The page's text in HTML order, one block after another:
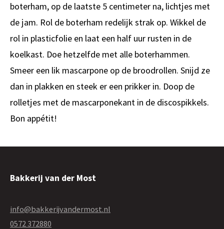
boterham, op de laatste 5 centimeter na, lichtjes met
de jam. Rol de boterham redelijk strak op. Wikkel de
rol in plasticfolie en laat een half uur rusten in de
koelkast. Doe hetzelfde met alle boterhammen.
Smeer een lik mascarpone op de broodrollen. Snijd ze
dan in plakken en steek er een prikker in. Doop de
rolletjes met de mascarponekant in de discospikkels.
Bon appétit!
Bakkerij van der Most
info@bakkerijvandermost.nl
0572 372880